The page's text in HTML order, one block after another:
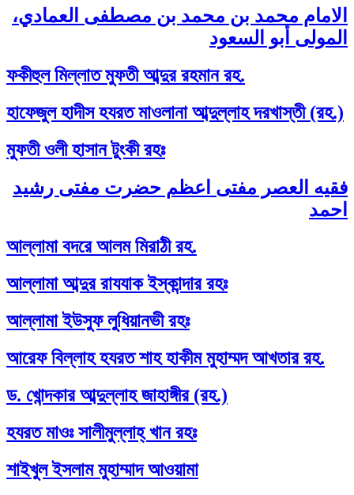
الامام محمد بن محمد بن مصطفى العمادي،
المولى أبو السعود
ফকীহুল মিল্লাত মুফতী আব্দুর রহমান রহ.
হাফেজুল হাদীস হযরত মাওলানা আব্দুল্লাহ দরখাস্তী (রহ.)
মুফতী ওলী হাসান টুংকী রহঃ
فقیه العصر مفتی اعظم حضرت مفتی رشید
احمد
আল্লামা বদরে আলম মিরাঠী রহ.
আল্লামা আব্দুর রাযযাক ইস্কান্দার রহঃ
আল্লামা ইউসুফ লুধিয়ানভী রহঃ
আরেফ বিল্লাহ হযরত শাহ হাকীম মুহাম্মদ আখতার রহ.
ড. খোন্দকার আব্দুল্লাহ জাহাঙ্গীর (রহ.)
হযরত মাওঃ সালীমুল্লাহ্‌ খান রহঃ
শাইখুল ইসলাম মুহাম্মাদ আওয়ামা